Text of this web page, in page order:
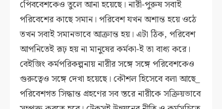
পেিববেশকেও তুলে আনা হয়েছে। নারী-পুরুষ সবাই
পরিবেশের কাছে সমান। পরিবেশ যখন অশান্ত হয়ে ওঠে
তখন সবাই সমানভাবে আক্রান্ত হয়। এটা ঠিক, পরিবেশ
আপনিতেই রূঢ় হয় না মানুষের কর্মকা-ই তা বাধ্য করে।
বেইজিং কর্মপরিকল্পনায় নারীর সঙ্গে সঙ্গে পরিবেশকেও
গুরুত্বেও সঙ্গে দেখা হয়েছে। কৌশল হিসেবে বলা আছে_
পরিবেশগত সিদ্ধান্ত গ্রহণের সব স্তরে নারীকে সক্রিয়ভাবে